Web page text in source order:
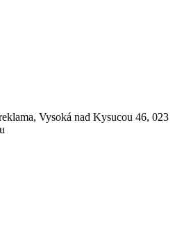
Vysoká nad Kysucou 46, 023